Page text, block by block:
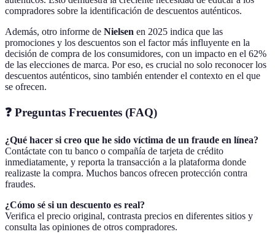
compradores sobre la identificación de descuentos auténticos.
Además, otro informe de Nielsen en 2025 indica que las
promociones y los descuentos son el factor más influyente en la
decisión de compra de los consumidores, con un impacto en el 62%
de las elecciones de marca. Por eso, es crucial no solo reconocer los
descuentos auténticos, sino también entender el contexto en el que
se ofrecen.
❓ Preguntas Frecuentes (FAQ)
¿Qué hacer si creo que he sido víctima de un fraude en línea?
Contáctate con tu banco o compañía de tarjeta de crédito
inmediatamente, y reporta la transacción a la plataforma donde
realizaste la compra. Muchos bancos ofrecen protección contra
fraudes.
¿Cómo sé si un descuento es real?
Verifica el precio original, contrasta precios en diferentes sitios y
consulta las opiniones de otros compradores.